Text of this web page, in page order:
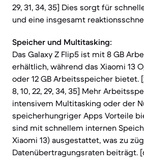
29, 31, 34, 35] Dies sorgt für
und eine insgesamt
Speicher und Multitasking:
Das Galaxy Z Flip5 ist mit 8 GB
erhältlich, während das Xiaomi 13
oder 12 GB Arbeitsspeicher bietet.
8, 10, 22, 29, 34, 35] Mehr
intensivem Multitasking oder der
speicherhungriger Apps Vorteile
sind mit schnellem internen
Xiaomi 13) ausgestattet, was zu
Datenübertragungsraten beiträgt.